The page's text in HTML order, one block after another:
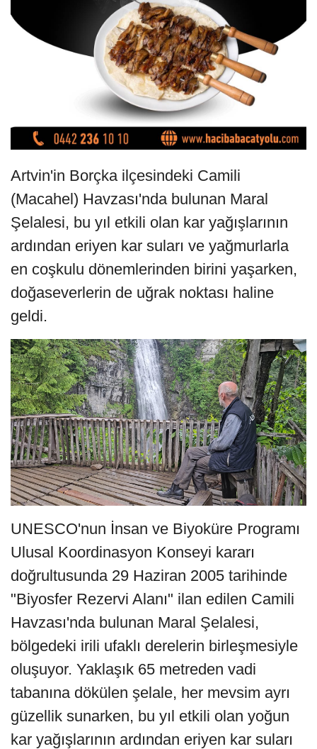
Artvin'in Borçka ilçesindeki Camili
(Macahel) Havzası'nda bulunan Maral
Şelalesi, bu yıl etkili olan kar yağışlarının
ardından eriyen kar suları ve yağmurlarla
en coşkulu dönemlerinden birini yaşarken,
doğaseverlerin de uğrak noktası haline
geldi.
UNESCO'nun İnsan ve Biyoküre Programı
Ulusal Koordinasyon Konseyi kararı
doğrultusunda 29 Haziran 2005 tarihinde
"Biyosfer Rezervi Alanı" ilan edilen Camili
Havzası'nda bulunan Maral Şelalesi,
bölgedeki irili ufaklı derelerin birleşmesiyle
oluşuyor. Yaklaşık 65 metreden vadi
tabanına dökülen şelale, her mevsim ayrı
güzellik sunarken, bu yıl etkili olan yoğun
kar yağışlarının ardından eriyen kar suları